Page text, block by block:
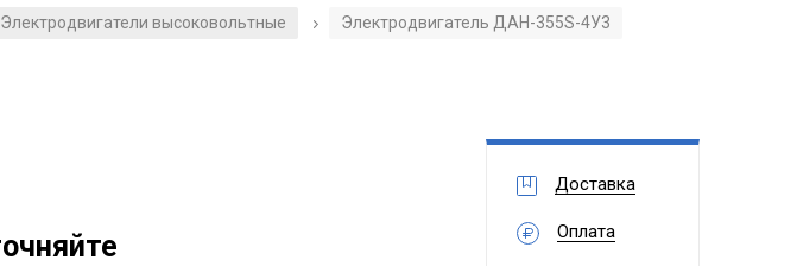
Электродвигатели высоковольтные / Электродвигатель ДАН-355S-4У3
Доставка
Оплата